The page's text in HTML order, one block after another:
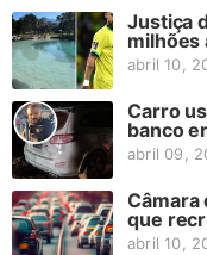
Justiça
milhões
abril 10,
Carro
banco
abril 09,
Câmara
que
abril 10,